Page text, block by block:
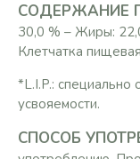
СОДЕРЖАНИЕ
30,0 % – Жиры:
Клетчатка
*L.I.P.:
усвояемости.
СПОСОБ